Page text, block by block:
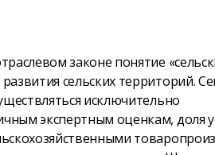
законе понятие
сельских территорий.
исключительно
экспертным оценкам, доля